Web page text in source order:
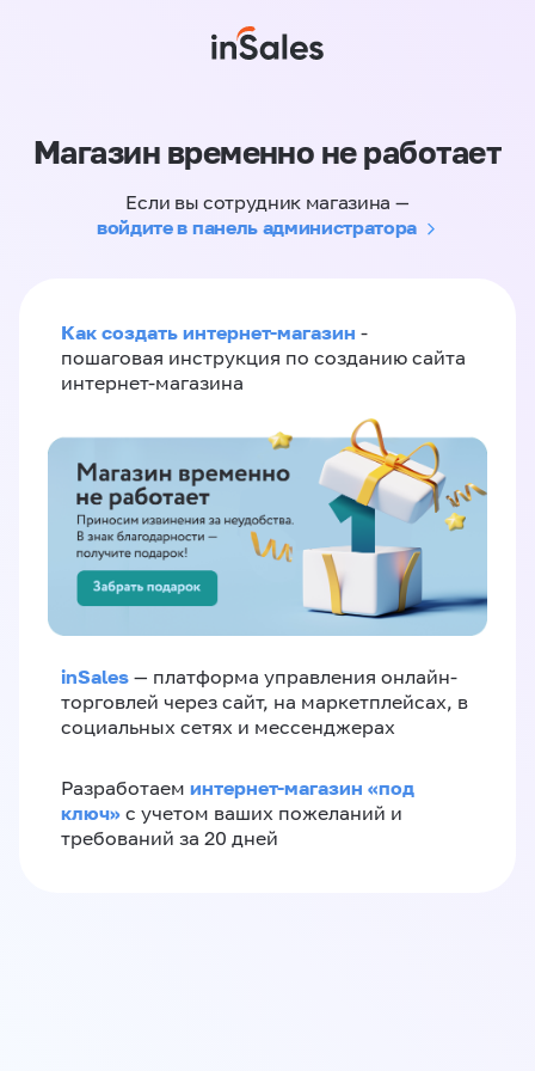
Магазин временно не работает
Если вы сотрудник магазина —
войдите в панель администратора
Как создать интернет-магазин -
пошаговая инструкция по созданию сайта
интернет-магазина
inSales — платформа управления онлайн-
торговлей через сайт, на маркетплейсах, в
социальных сетях и мессенджерах
Разработаем интернет-магазин «‎под
ключ»‎ с учетом ваших пожеланий и
требований за 20 дней